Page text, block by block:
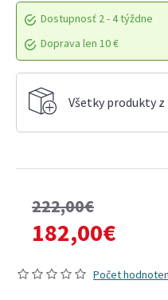
Dostupnosť 2 - 4 týždne
Doprava len 10 €
Všetky produkty
Počet
222,00€
182,00€